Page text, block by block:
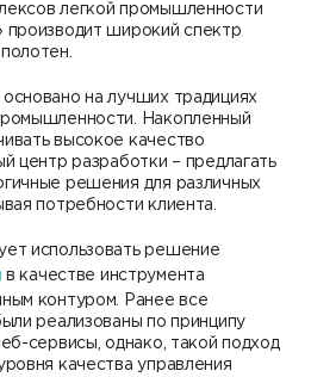
легкой промышленности
производит широкий спектр
на лучших традициях
Накопленный
высокое качество
центр разработки – предлагать
решения для различных
потребности клиента.
использовать решение
в качестве инструмента
контуром. Ранее все
реализованы по принципу
сервисы, однако, такой подход
качества управления